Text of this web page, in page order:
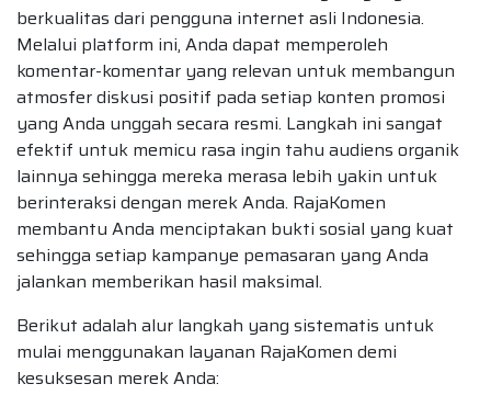
berkualitas dari pengguna internet asli Indonesia.
Melalui platform ini, Anda dapat memperoleh
komentar-komentar yang relevan untuk membangun
atmosfer diskusi positif pada setiap konten promosi
yang Anda unggah secara resmi. Langkah ini sangat
efektif untuk memicu rasa ingin tahu audiens organik
lainnya sehingga mereka merasa lebih yakin untuk
berinteraksi dengan merek Anda. RajaKomen
membantu Anda menciptakan bukti sosial yang kuat
sehingga setiap kampanye pemasaran yang Anda
jalankan memberikan hasil maksimal.
Berikut adalah alur langkah yang sistematis untuk
mulai menggunakan layanan RajaKomen demi
kesuksesan merek Anda: